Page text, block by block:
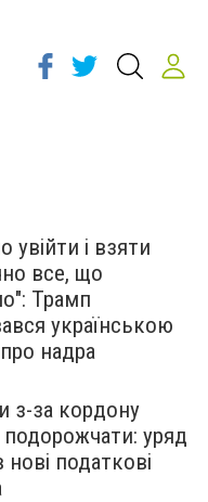
і взяти
все, що
Трамп
українською
надра
з-за кордону
уряд
нові податкові